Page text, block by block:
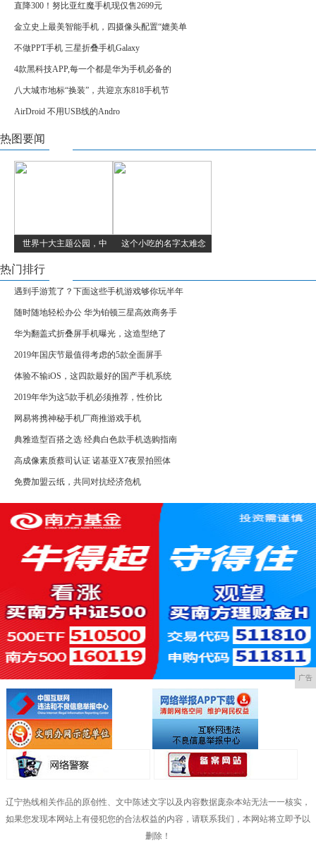
直降300！努比亚红魔手机现仅售2699元
金立史上最美智能手机，四摄像头配置“媲美单
不做PPT手机 三星折叠手机Galaxy
4款黑科技APP,每一个都是华为手机必备的
八大城市地标“换装”，共迎京东818手机节
AirDroid 不用USB线的Andro
热图要闻
世界十大主题公园，中 这个小吃的名字太难念
热门排行
遇到手游荒了？下面这些手机游戏够你玩半年
随时随地轻松办公 华为铂顿三星高效商务手
华为翻盖式折叠屏手机曝光，这造型绝了
2019年国庆节最值得考虑的5款全面屏手
体验不输iOS，这四款最好的国产手机系统
2019年华为这5款手机必须推荐，性价比
网易将携神秘手机厂商推游戏手机
典雅造型百搭之选 经典白色款手机选购指南
高成像素质蔡司认证 诺基亚X7夜景拍照体
免费加盟云纸，共同对抗经济危机
广告
辽宁热线相关作品的原创性、文中陈述文字以及内容数据庞杂本站无法一一核实，
如果您发现本网站上有侵犯您的合法权益的内容，请联系我们，本网站将立即予以
删除！